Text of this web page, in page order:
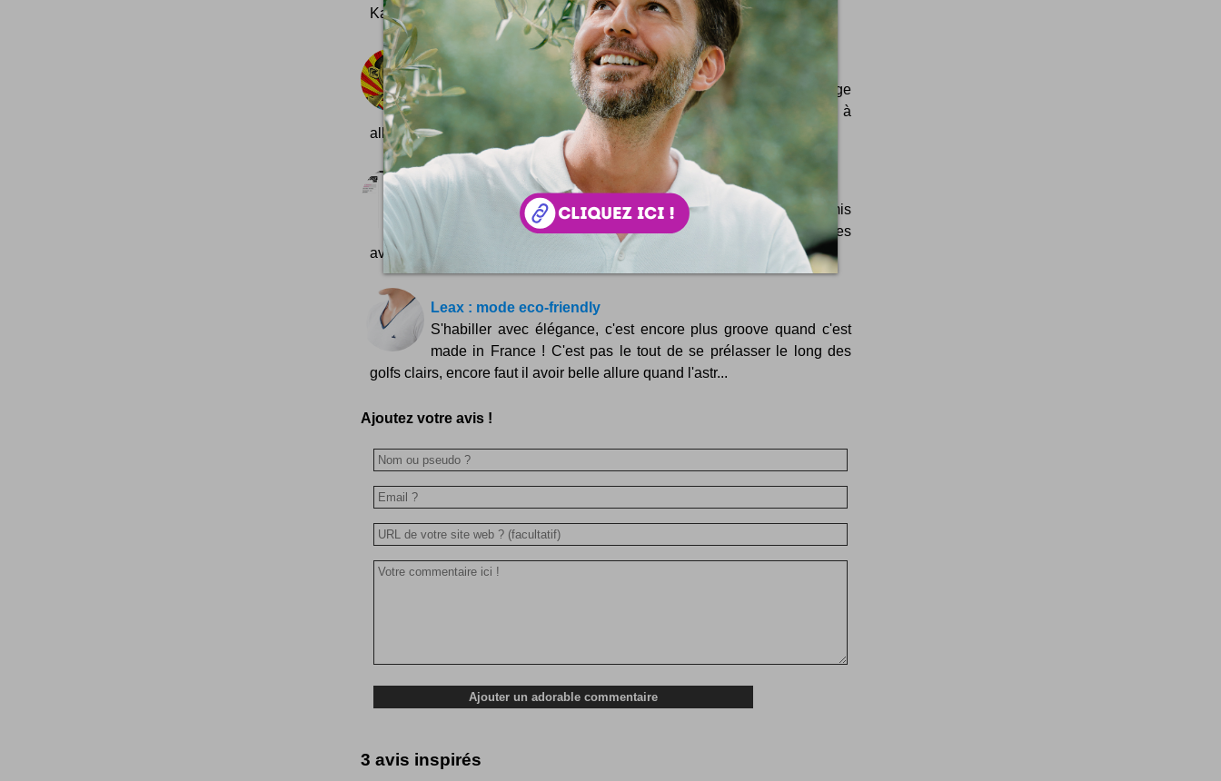
Kawasaki ... Plus d'infos et d'autres images sur le...
Obama superman by Ben Heine
Barack Obama Vs the Fear c'est le titre original de cette image
imaginée par Ben Heine. Illustrateur de talent, on vous invite à
aller regarder son travail sur son profil Flickr -> http://www.fl...
Bloguer ailleurs : Vitrines Parisiennes !
Fin du teasing pour mes lecteurs fidèles : le nouveau blog est mis
à flot ! Comme je vous l'avais annoncé dans de précédentes
aventures, je commence à bloguer sur un tout nouveau...
Leax : mode eco-friendly
S'habiller avec élégance, c'est encore plus groove quand c'est
made in France ! C'est pas le tout de se prélasser le long des
golfs clairs, encore faut il avoir belle allure quand l'astr...
Ajoutez votre avis !
3 avis inspirés